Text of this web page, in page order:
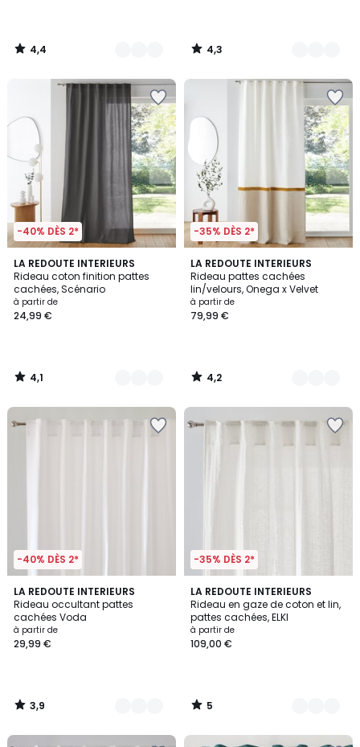
54,99
€. 4,4
/
4,3
/
-40% DÈS 2*
LA REDOUTE INTERIEURS
Rideau coton finition pattes
cachées, Scénario
à partir de
24,99 €
4,1
/ 5
10
Couleurs
4,1
/
-35% DÈS 2*
LA REDOUTE INTERIEURS
Rideau pattes cachées
lin/velours, Onega x Velvet
à partir de
79,99 €
4,2
/ 5
3
Couleurs
4,2
/
-40% DÈS 2*
LA REDOUTE INTERIEURS
Rideau occultant pattes
cachées Voda
à partir de
29,99 €
3,9
/ 5
6
Couleurs
3,9
/
-35% DÈS 2*
LA REDOUTE INTERIEURS
Rideau en gaze de coton et lin,
pattes cachées, ELKI
à partir de
109,00 €
5
/
5
2
Couleurs
5
/